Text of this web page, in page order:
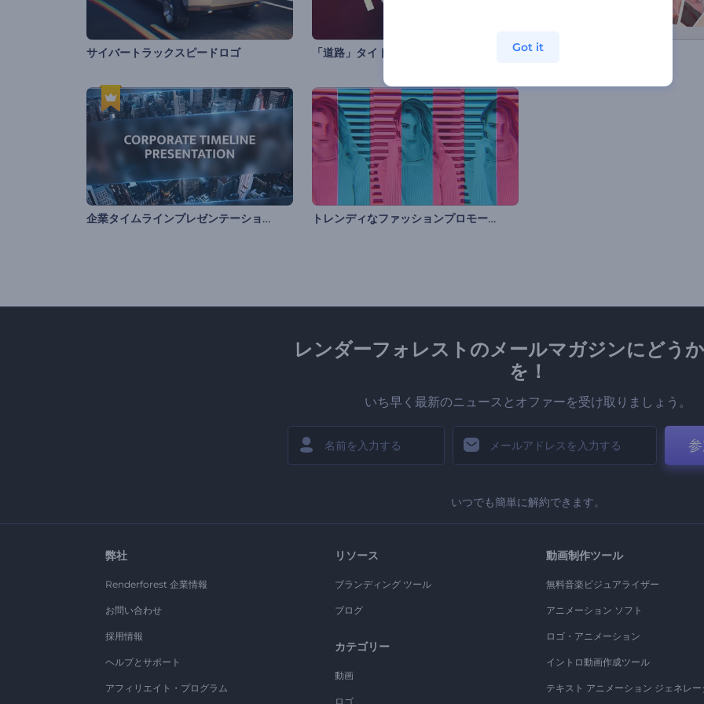
サイバートラックスピードロゴ 「道路」タイトル ポラロイド写真ギャラリー
企業タイムラインプレゼンテーション トレンディなファッションプロモーションビデオ
レンダーフォレストのメールマガジンにどう
を！
いち早く最新のニュースとオファーを受け取りましょう。
いつでも簡単に解約できます。
弊社
Renderforest 企業情報
お問い合わせ
採用情報
ヘルプとサポート
アフィリエイト・プログラム
リソース
ブランディング ツール
ブログ
カテゴリー
動画
ロゴ
動画制作ツール
無料音楽ビジュアライザー
アニメーション ソフト
ロゴ・アニメーション
イントロ動画作成ツール
テキスト アニメーション ジェネレー
Got it